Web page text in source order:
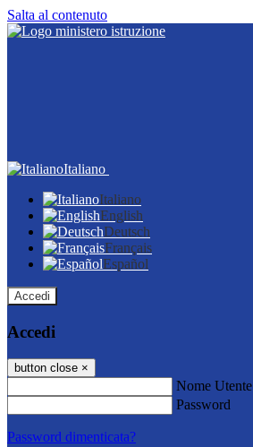
Salta al contenuto
Italiano
Italiano
English
Deutsch
Français
Español
Accedi
Accedi
button close ×
Nome Utente
Password
Password dimenticata?